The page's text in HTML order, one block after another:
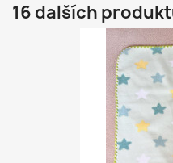
16 dalších